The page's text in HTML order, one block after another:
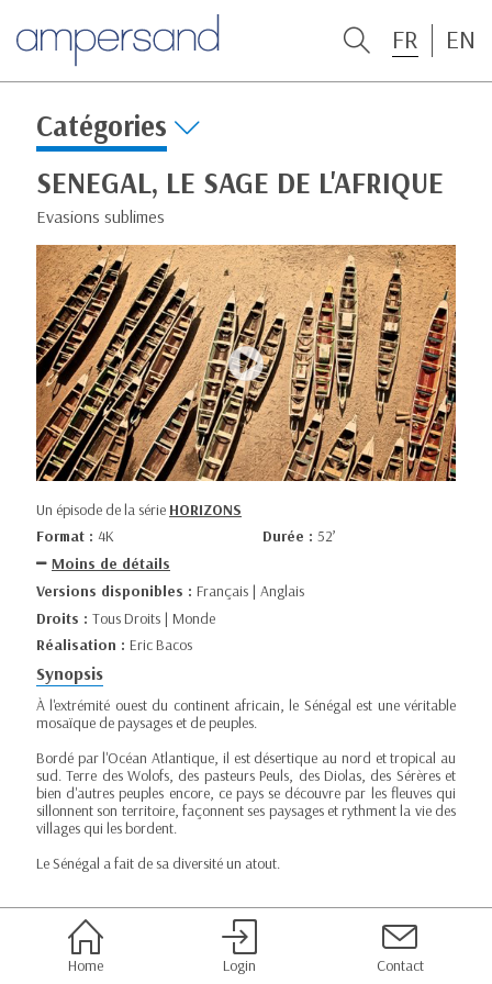
FR EN
Catégories
SENEGAL, LE SAGE DE L'AFRIQUE
Evasions sublimes
Un épisode de la série HORIZONS
Format : 4K Durée : 52’
Moins de détails
Versions disponibles : Français | Anglais
Droits : Tous Droits | Monde
Réalisation : Eric Bacos
Synopsis
À l'extrémité ouest du continent africain, le Sénégal est une véritable
mosaïque de paysages et de peuples.
Bordé par l'Océan Atlantique, il est désertique au nord et tropical au
sud. Terre des Wolofs, des pasteurs Peuls, des Diolas, des Sérères et
bien d'autres peuples encore, ce pays se découvre par les fleuves qui
sillonnent son territoire, façonnent ses paysages et rythment la vie des
villages qui les bordent.
Le Sénégal a fait de sa diversité un atout.
Home Login Contact